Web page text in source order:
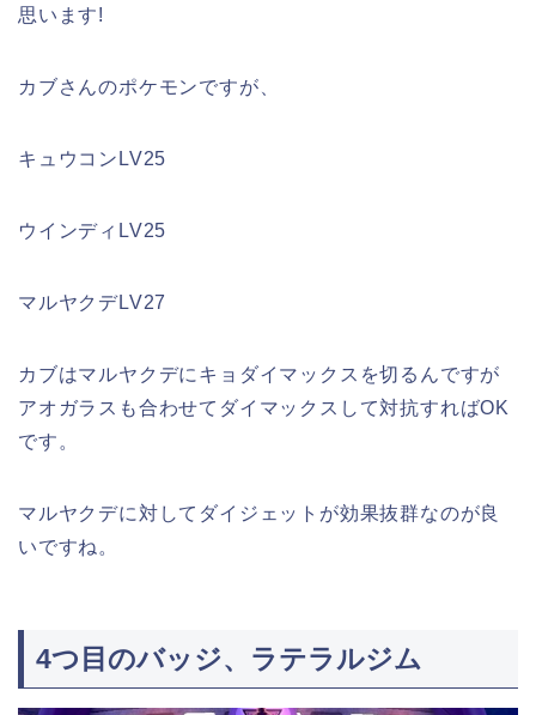
思います!
カブさんのポケモンですが、
キュウコンLV25
ウインディLV25
マルヤクデLV27
カブはマルヤクデにキョダイマックスを切るんですが
アオガラスも合わせてダイマックスして対抗すればOK
です。
マルヤクデに対してダイジェットが効果抜群なのが良
いですね。
4つ目のバッジ、ラテラルジム